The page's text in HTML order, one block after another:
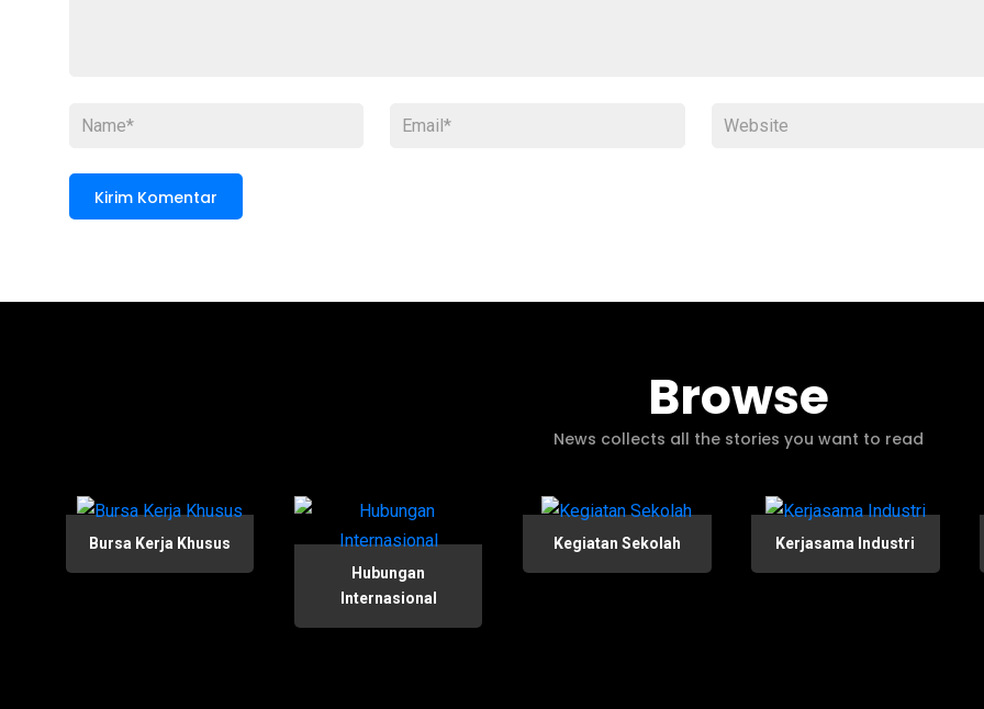
Browse
News collects all the stories you want to read
Bursa Kerja Khusus
Hubungan
Internasional
Kegiatan Sekolah Kerjasama Industri